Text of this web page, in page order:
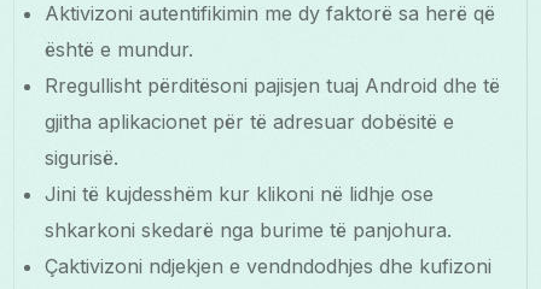
Aktivizoni autentifikimin me dy faktorë sa herë që
është e mundur.
Rregullisht përditësoni pajisjen tuaj Android dhe të
gjitha aplikacionet për të adresuar dobësitë e
sigurisë.
Jini të kujdesshëm kur klikoni në lidhje ose
shkarkoni skedarë nga burime të panjohura.
Çaktivizoni ndjekjen e vendndodhjes dhe kufizoni